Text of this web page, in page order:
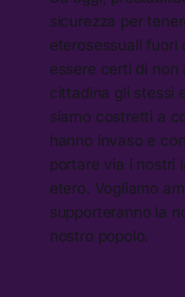
sicurezza per
eterosessuali fuori
essere certi di non
cittadina gli stessi
siamo costretti a
hanno invaso e
portare via i nostri
etero. Vogliamo
supporteranno la
nostro popolo.